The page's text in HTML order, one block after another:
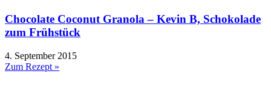
Chocolate Coconut Granola – Kevin B, Schokolade
zum Frühstück
4. September 2015
Zum Rezept »